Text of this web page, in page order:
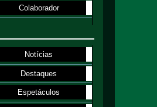
Colaborador
Notícias
Destaques
Espetáculos